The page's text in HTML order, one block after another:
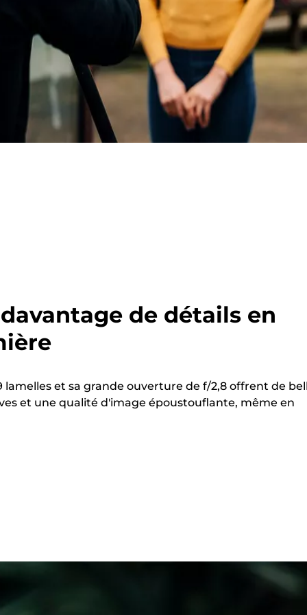
de détails en
lamelles et sa grande ouverture de f/2,8 offrent de
et une qualité d'image époustouflante, même en